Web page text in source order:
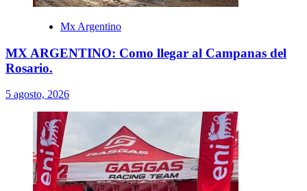
Mx Argentino
MX ARGENTINO: Como llegar al Campanas del
Rosario.
5 agosto, 2026